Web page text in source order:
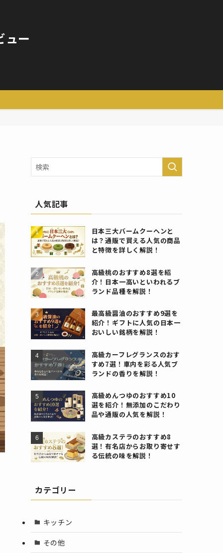
ュー
人気記事
日本三大バームクーヘンと
は？通販で買える人気の商品
と特徴を詳しく解説！
高級桃のおすすめ8選を紹
介！日本一高いといわれるブ
ランド品種を解説！
最高級醤油のおすすめ9選を
紹介！ギフトに人気の日本一
おいしい銘柄を解説！
高級カーフレグランスのおす
すめ7選！車内を彩る人気ブ
ランドの香りを解説！
高級めんつゆのおすすめ10
選を紹介！無添加のこだわり
品や通販の人気を解説！
高級カステラのおすすめ8
選！有名店からお取り寄せす
る伝統の味を解説！
カテゴリー
キッチン
その他